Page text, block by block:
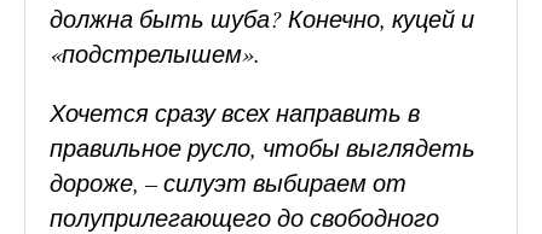
должна быть шуба? Конечно, куцей и
«подстрелышем».
Хочется сразу всех направить в
правильное русло, чтобы выглядеть
дороже, – силуэт выбираем от
полуприлегающего до свободного